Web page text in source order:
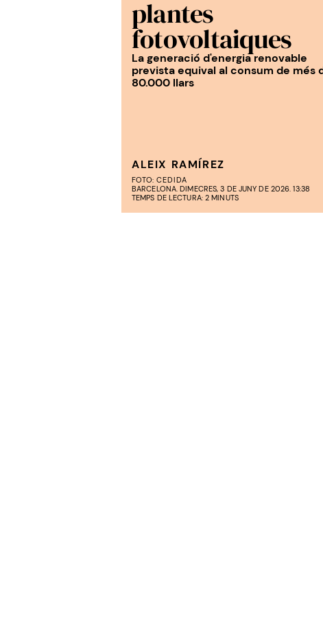
plantes
fotovoltaiques
La generació d'energia renovable
prevista equival al consum de més
80.000 llars
ALEIX RAMÍREZ
FOTO: CEDIDA
BARCELONA. DIMECRES, 3 DE JUNY DE 2026. 13:38
TEMPS DE LECTURA: 2 MINUTS